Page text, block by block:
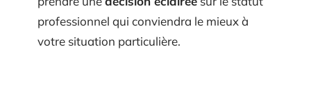
professionnel qui conviendra le mieux à
votre situation particulière.